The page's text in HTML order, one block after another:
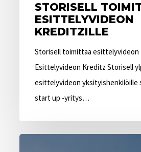
STORISELL
ESITTELYVIDEON
KREDITZILLE
Storisell toimittaa esittelyvideon
Esittelyvideon Kreditz Storisell
esittelyvideon yksityishenkilöille
start up -yritys…